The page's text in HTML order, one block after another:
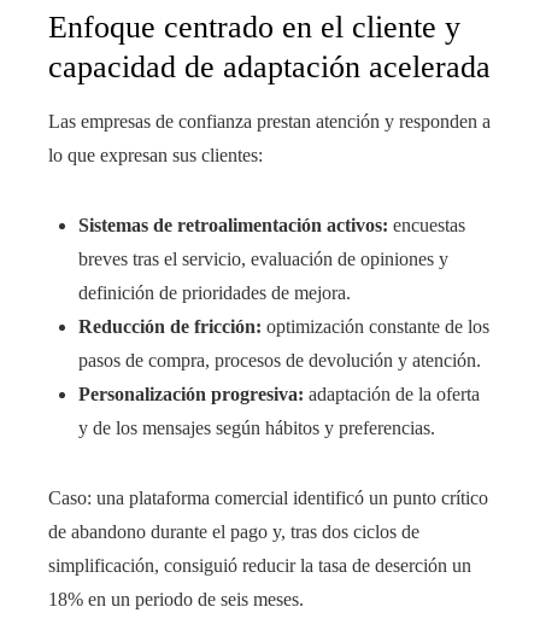
Enfoque centrado en el cliente y
capacidad de adaptación acelerada
Las empresas de confianza prestan atención y responden a
lo que expresan sus clientes:
Sistemas de retroalimentación activos: encuestas
breves tras el servicio, evaluación de opiniones y
definición de prioridades de mejora.
Reducción de fricción: optimización constante de los
pasos de compra, procesos de devolución y atención.
Personalización progresiva: adaptación de la oferta
y de los mensajes según hábitos y preferencias.
Caso: una plataforma comercial identificó un punto crítico
de abandono durante el pago y, tras dos ciclos de
simplificación, consiguió reducir la tasa de deserción un
18% en un periodo de seis meses.